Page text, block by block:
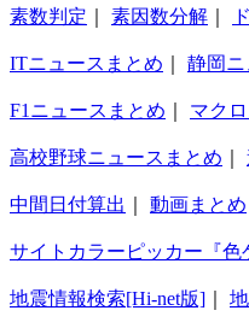
素数判定 素因数分解
ITニュースまとめ 静岡
F1ニュースまとめ マク
高校野球ニュースまとめ
中間日付算出 動画まとめ
サイトカラーピッカー『色
地震情報検索[Hi-net版]